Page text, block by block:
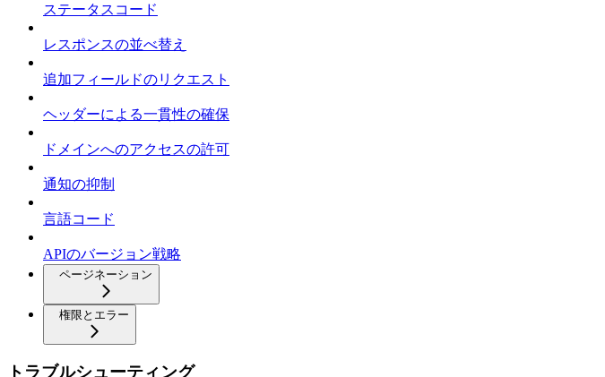
ステータスコード
レスポンスの並べ替え
追加フィールドのリクエスト
ヘッダーによる一貫性の確保
ドメインへのアクセスの許可
通知の抑制
言語コード
APIのバージョン戦略
ページネーション
権限とエラー
トラブルシューティング